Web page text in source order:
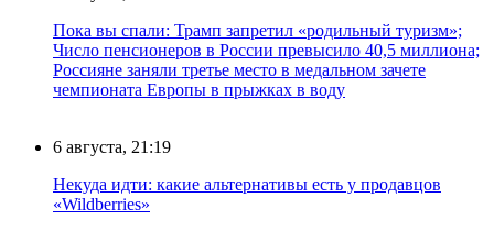
Пока вы спали: Трамп запретил «родильный туризм»;
Число пенсионеров в России превысило 40,5 миллиона;
Россияне заняли третье место в медальном зачете
чемпионата Европы в прыжках в воду
6 августа, 21:19
Некуда идти: какие альтернативы есть у продавцов
«Wildberries»